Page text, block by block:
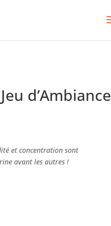
d’Ambiance
et concentration sont
avant les autres !